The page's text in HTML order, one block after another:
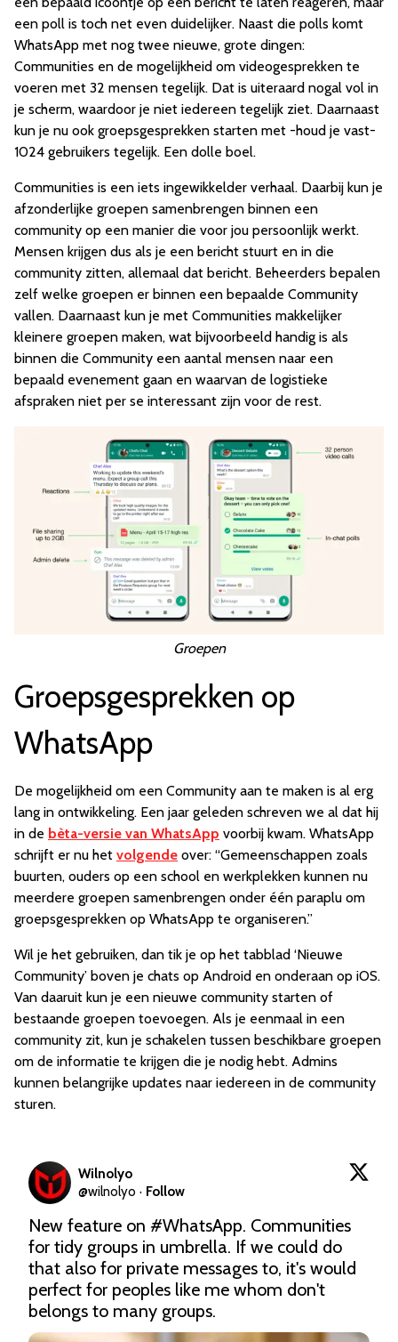
een poll is toch net even duidelijker. Naast die polls komt
WhatsApp met nog twee nieuwe, grote dingen:
Communities en de mogelijkheid om videogesprekken te
voeren met 32 mensen tegelijk. Dat is uiteraard nogal vol in
je scherm, waardoor je niet iedereen tegelijk ziet. Daarnaast
kun je nu ook groepsgesprekken starten met -houd je vast-
1024 gebruikers tegelijk. Een dolle boel.
Communities is een iets ingewikkelder verhaal. Daarbij kun je
afzonderlijke groepen samenbrengen binnen een
community op een manier die voor jou persoonlijk werkt.
Mensen krijgen dus als je een bericht stuurt en in die
community zitten, allemaal dat bericht. Beheerders bepalen
zelf welke groepen er binnen een bepaalde Community
vallen. Daarnaast kun je met Communities makkelijker
kleinere groepen maken, wat bijvoorbeeld handig is als
binnen die Community een aantal mensen naar een
bepaald evenement gaan en waarvan de logistieke
afspraken niet per se interessant zijn voor de rest.
Groepen
Groepsgesprekken op
WhatsApp
De mogelijkheid om een Community aan te maken is al erg
lang in ontwikkeling. Een jaar geleden schreven we al dat hij
in de bèta-versie van WhatsApp voorbij kwam. WhatsApp
schrijft er nu het volgende over: “Gemeenschappen zoals
buurten, ouders op een school en werkplekken kunnen nu
meerdere groepen samenbrengen onder één paraplu om
groepsgesprekken op WhatsApp te organiseren.”
Wil je het gebruiken, dan tik je op het tabblad ‘Nieuwe
Community’ boven je chats op Android en onderaan op iOS.
Van daaruit kun je een nieuwe community starten of
bestaande groepen toevoegen. Als je eenmaal in een
community zit, kun je schakelen tussen beschikbare groepen
om de informatie te krijgen die je nodig hebt. Admins
kunnen belangrijke updates naar iedereen in de community
sturen.
Wilnolyo
@wilnolyo · Follow
New feature on #WhatsApp. Communities
for tidy groups in umbrella. If we could do
that also for private messages to, it's would
perfect for peoples like me whom don't
belongs to many groups.